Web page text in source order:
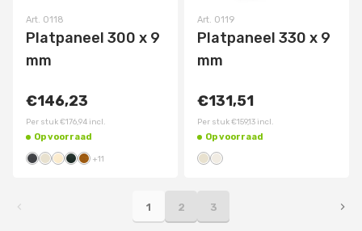
Art. 0118
Platpaneel 300 x 9
mm
€146,23
Per stuk€176,94 incl.
Op voorraad
+11
Art. 0119
Platpaneel 330 x 9
mm
€131,51
Per stuk€159,13 incl.
Op voorraad
1 2 3